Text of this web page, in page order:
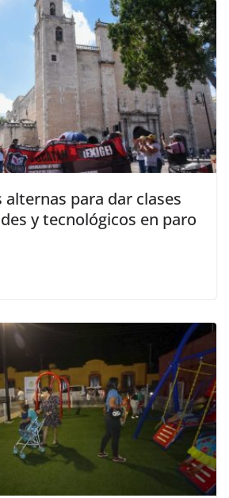
alternas para dar clases
y tecnológicos en paro